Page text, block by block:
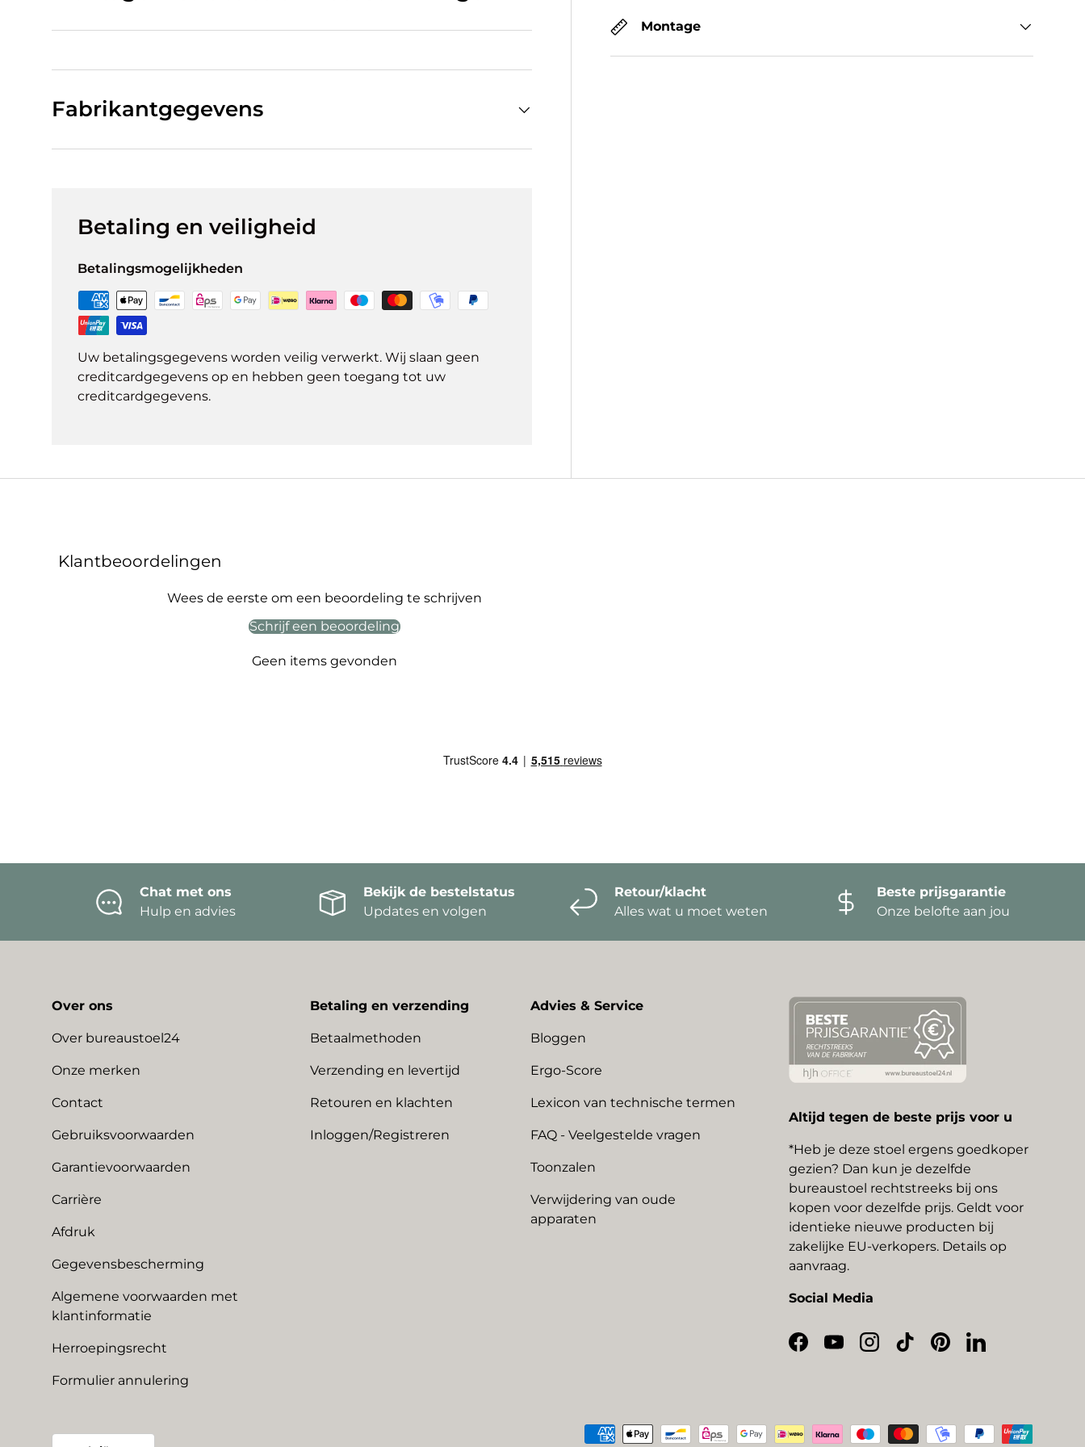
Montage
Fabrikantgegevens
Betaling en veiligheid
Betalingsmogelijkheden
Uw betalingsgegevens worden veilig verwerkt. Wij slaan geen
creditcardgegevens op en hebben geen toegang tot uw
creditcardgegevens.
Klantbeoordelingen
Wees de eerste om een beoordeling te schrijven
Schrijf een beoordeling
Geen items gevonden
Chat met ons
Hulp en advies
Bekijk de bestelstatus
Updates en volgen
Retour/klacht
Alles wat u moet weten
Beste prijsgarantie
Onze belofte aan jou
Over ons
Over bureaustoel24
Onze merken
Contact
Gebruiksvoorwaarden
Garantievoorwaarden
Carrière
Afdruk
Gegevensbescherming
Algemene voorwaarden met
klantinformatie
Herroepingsrecht
Formulier annulering
Betaling en verzending
Betaalmethoden
Verzending en levertijd
Retouren en klachten
Inloggen/Registreren
Advies & Service
Bloggen
Ergo-Score
Lexicon van technische termen
FAQ - Veelgestelde vragen
Toonzalen
Verwijdering van oude
apparaten
Altijd tegen de beste prijs voor u
*Heb je deze stoel ergens goedkoper
gezien? Dan kun je dezelfde
bureaustoel rechtstreeks bij ons
kopen voor dezelfde prijs. Geldt voor
identieke nieuwe producten bij
zakelijke EU-verkopers. Details op
aanvraag.
Social Media
Facebook
YouTubeInstagram
TikTokPinterestLinkedIn
Geaccepteerde betaalmethoden